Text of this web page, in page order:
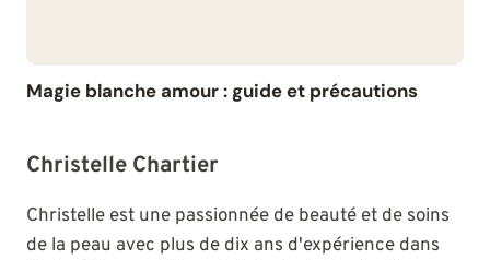
Magie blanche amour : guide et précautions
Christelle Chartier
Christelle est une passionnée de beauté et de soins
de la peau avec plus de dix ans d'expérience dans